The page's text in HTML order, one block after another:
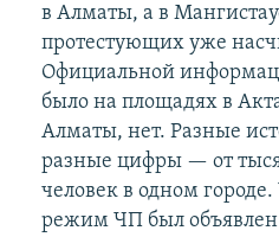
в Алматы, а в
протестующих уже
Официальной
было на площадях в
Алматы, нет. Разные
разные цифры — от
человек в одном
режим ЧП был